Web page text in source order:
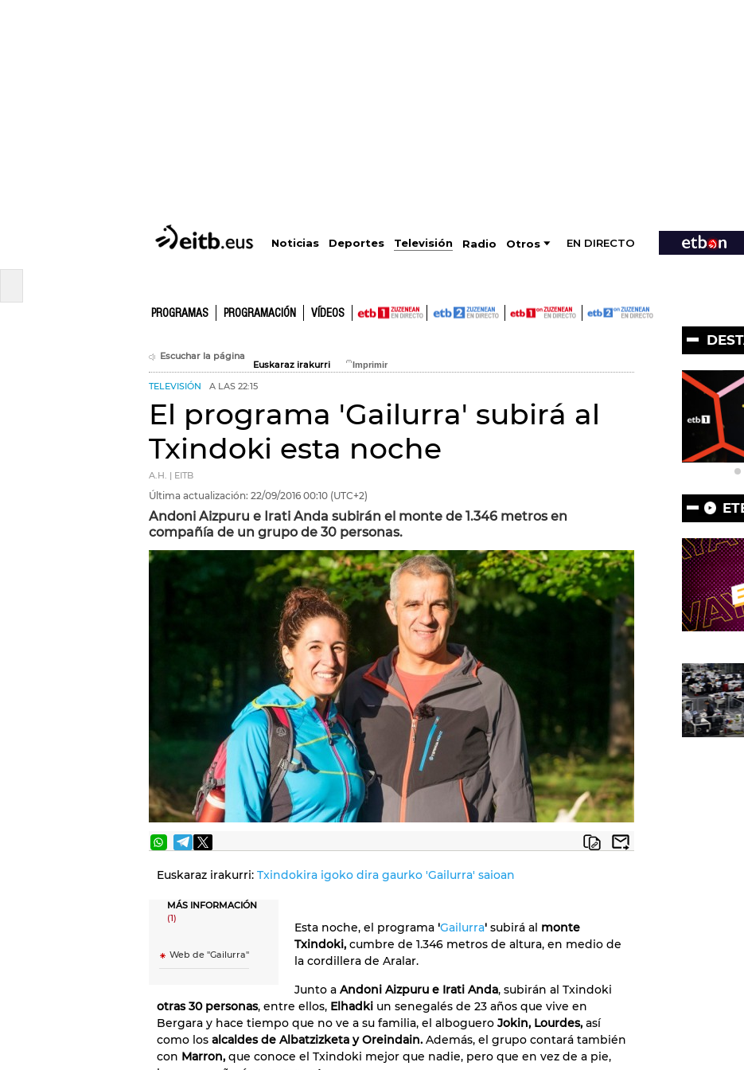
Noticias Deportes Televisión Radio Otros EN DIRECTO
PROGRAMAS PROGRAMACIÓN VÍDEOS
Escuchar la página
Euskaraz irakurri
TELEVISIÓN A LAS 22:15
El programa 'Gailurra' subirá al
Txindoki esta noche
A.H. | EITB
Última actualización: 22/09/2016 00:10 (UTC+2)
Andoni Aizpuru e Irati Anda subirán el monte de 1.346 metros en
compañía de un grupo de 30 personas.
Euskaraz irakurri: Txindokira igoko dira gaurko 'Gailurra' saioan
MÁS INFORMACIÓN
(1)
Web de "Gailurra"
Esta noche, el programa 'Gailurra' subirá al monte
Txindoki, cumbre de 1.346 metros de altura, en medio de
la cordillera de Aralar.
Junto a Andoni Aizpuru e Irati Anda, subirán al Txindoki
otras 30 personas, entre ellos, Elhadki un senegalés de 23 años que vive en
Bergara y hace tiempo que no ve a su familia, el alboguero Jokin, Lourdes, así
como los alcaldes de Albatzizketa y Oreindain. Además, el grupo contará también
con Marron, que conoce el Txindoki mejor que nadie, pero que en vez de a pie,